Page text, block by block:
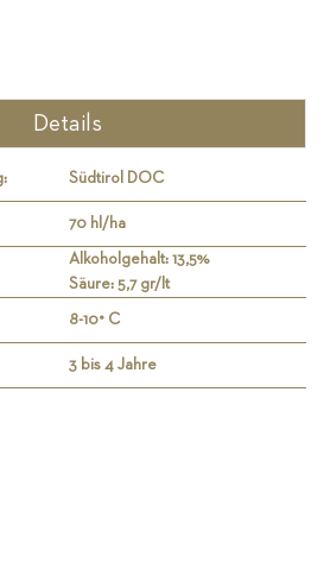
Details
Südtirol DOC
70 hl/ha
Alkoholgehalt: 13,5%
Säure: 5,7 gr/lt
8-10° C
3 bis 4 Jahre